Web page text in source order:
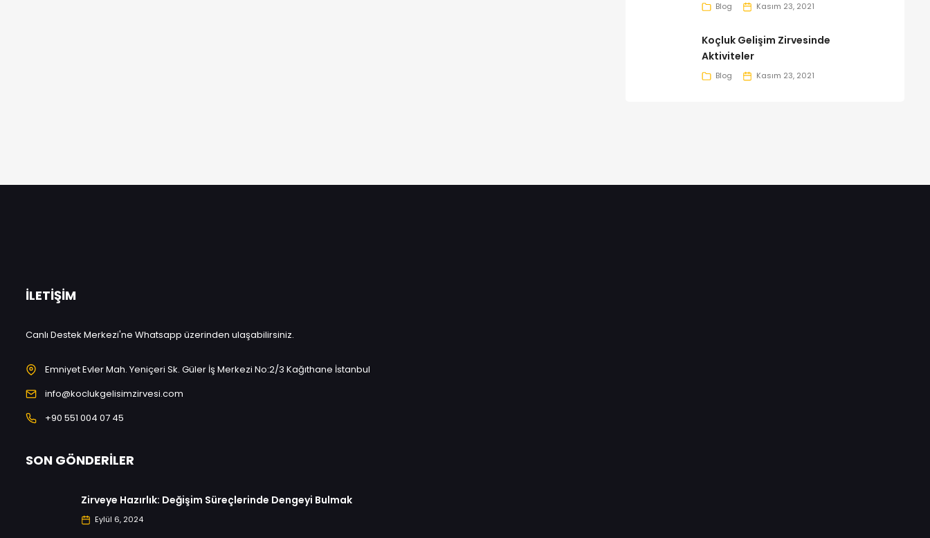
Blog Kasım 23, 2021
Koçluk Gelişim Zirvesinde
Aktiviteler
Blog Kasım 23, 2021
İLETIŞIM
Canlı Destek Merkezi'ne Whatsapp üzerinden ulaşabilirsiniz.
Emniyet Evler Mah. Yeniçeri Sk. Güler İş Merkezi No:2/3 Kağıthane İstanbul
info@koclukgelisimzirvesi.com
+90 551 004 07 45
SON GÖNDERILER
Zirveye Hazırlık: Değişim Süreçlerinde Dengeyi Bulmak
Eylül 6, 2024